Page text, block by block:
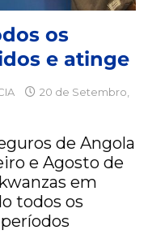
os
e atinge
20 de Setembro,
de Angola
e Agosto de
em
todos os